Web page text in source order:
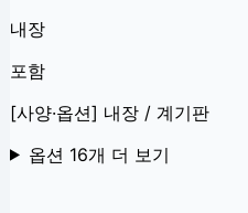
내장
포함
[사양·옵션] 내장 / 계기판
옵션 16개 더 보기